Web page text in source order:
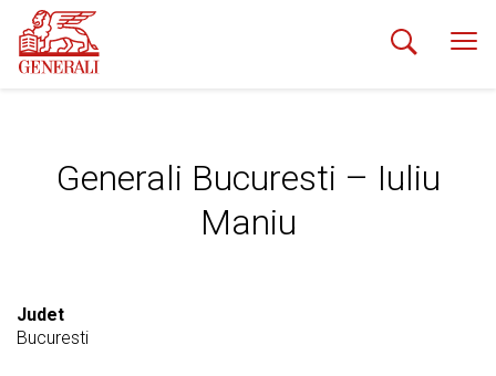
Generali Bucuresti – Iuliu
Maniu
Judet
Bucuresti